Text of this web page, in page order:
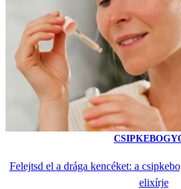
Felejtsd el a drága kencéket: a
elixírje